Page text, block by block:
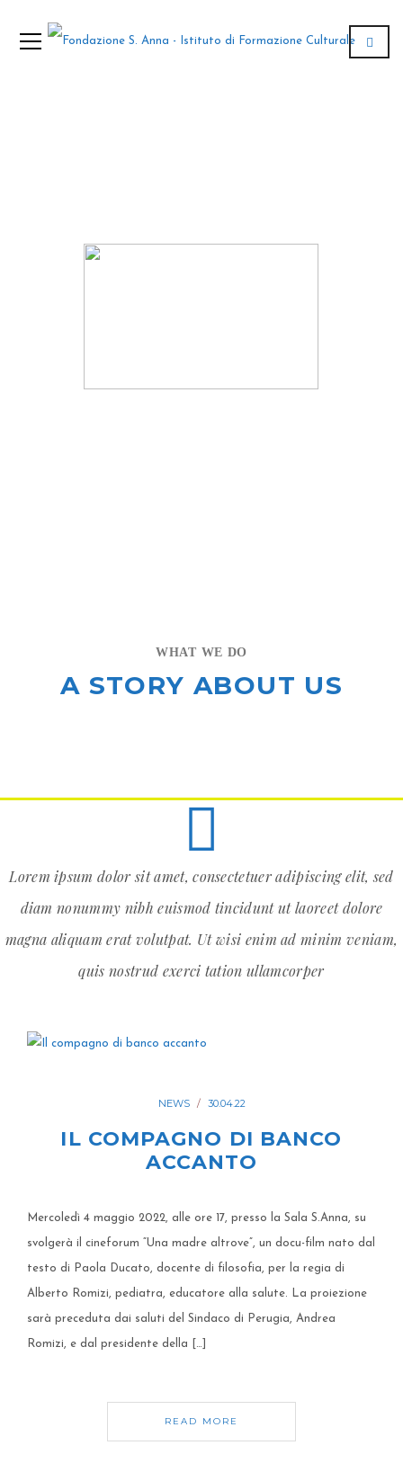
WHAT WE DO
A STORY ABOUT US
Lorem ipsum dolor sit amet, consectetuer adipiscing elit, sed
diam nonummy nibh euismod tincidunt ut laoreet dolore
magna aliquam erat volutpat. Ut wisi enim ad minim veniam,
quis nostrud exerci tation ullamcorper
NEWS 30.04.22
IL COMPAGNO DI BANCO
ACCANTO
Mercoledì 4 maggio 2022, alle ore 17, presso la Sala S.Anna, su
svolgerà il cineforum “Una madre altrove”, un docu-film nato dal
testo di Paola Ducato, docente di filosofia, per la regia di
Alberto Romizi, pediatra, educatore alla salute. La proiezione
sarà preceduta dai saluti del Sindaco di Perugia, Andrea
Romizi, e dal presidente della […]
READ MORE